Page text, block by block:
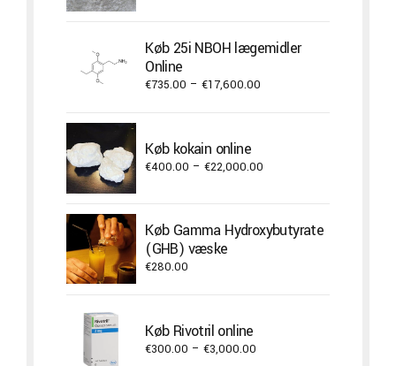
through
€2,000.00
Køb 25i NBOH lægemidler
Online
€735.00 – €17,600.00
Køb kokain online
€400.00 – €22,000.00
through
€22,000.00
Køb Gamma Hydroxybutyrate
(GHB) væske
€280.00
Køb Rivotril online
€300.00 – €3,000.00